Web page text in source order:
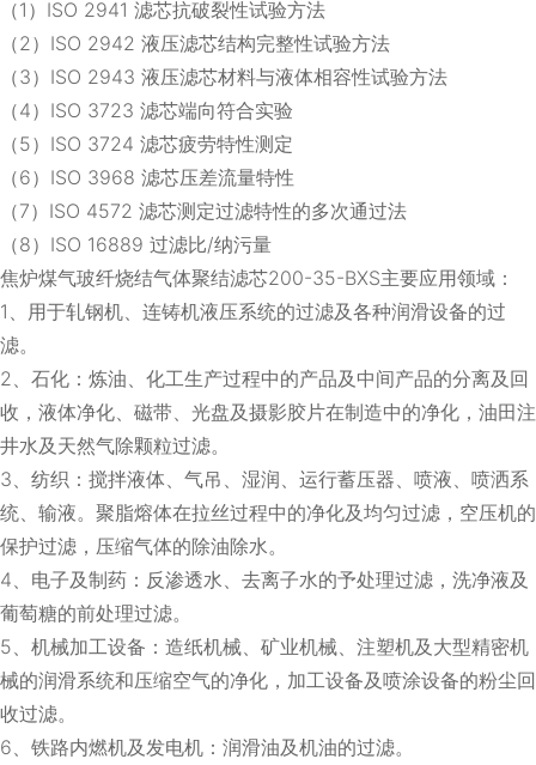
（1）ISO 2941 滤芯抗破裂性试验方法
（2）ISO 2942 液压滤芯结构完整性试验方法
（3）ISO 2943 液压滤芯材料与液体相容性试验方法
（4）ISO 3723 滤芯端向符合实验
（5）ISO 3724 滤芯疲劳特性测定
（6）ISO 3968 滤芯压差流量特性
（7）ISO 4572 滤芯测定过滤特性的多次通过法
（8）ISO 16889 过滤比/纳污量
焦炉煤气玻纤烧结气体聚结滤芯200-35-BXS主要应用领域：
1、用于轧钢机、连铸机液压系统的过滤及各种润滑设备的过
滤。
2、石化：炼油、化工生产过程中的产品及中间产品的分离及回
收，液体净化、磁带、光盘及摄影胶片在制造中的净化，油田注
井水及天然气除颗粒过滤。
3、纺织：搅拌液体、气吊、湿润、运行蓄压器、喷液、喷洒系
统、输液。聚脂熔体在拉丝过程中的净化及均匀过滤，空压机的
保护过滤，压缩气体的除油除水。
4、电子及制药：反渗透水、去离子水的予处理过滤，洗净液及
葡萄糖的前处理过滤。
5、机械加工设备：造纸机械、矿业机械、注塑机及大型精密机
械的润滑系统和压缩空气的净化，加工设备及喷涂设备的粉尘回
收过滤。
6、铁路内燃机及发电机：润滑油及机油的过滤。